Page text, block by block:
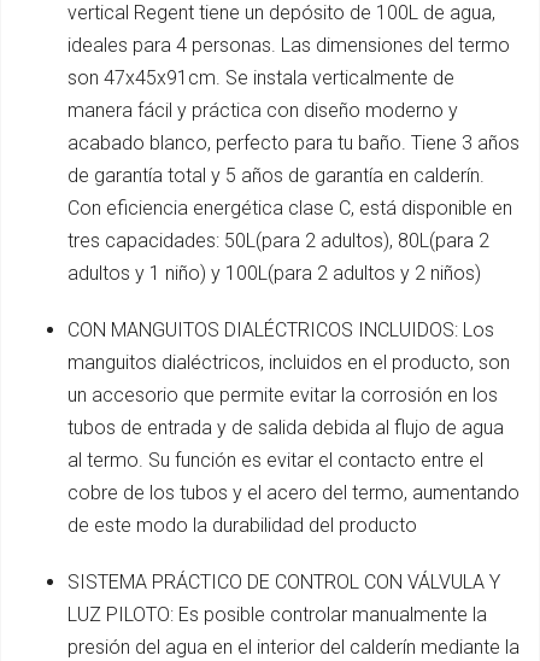
vertical Regent tiene un depósito de 100L de agua,
ideales para 4 personas. Las dimensiones del termo
son 47x45x91cm. Se instala verticalmente de
manera fácil y práctica con diseño moderno y
acabado blanco, perfecto para tu baño. Tiene 3 años
de garantía total y 5 años de garantía en calderín.
Con eficiencia energética clase C, está disponible en
tres capacidades: 50L(para 2 adultos), 80L(para 2
adultos y 1 niño) y 100L(para 2 adultos y 2 niños)
CON MANGUITOS DIALÉCTRICOS INCLUIDOS: Los
manguitos dialéctricos, incluidos en el producto, son
un accesorio que permite evitar la corrosión en los
tubos de entrada y de salida debida al flujo de agua
al termo. Su función es evitar el contacto entre el
cobre de los tubos y el acero del termo, aumentando
de este modo la durabilidad del producto
SISTEMA PRÁCTICO DE CONTROL CON VÁLVULA Y
LUZ PILOTO: Es posible controlar manualmente la
presión del agua en el interior del calderín mediante la